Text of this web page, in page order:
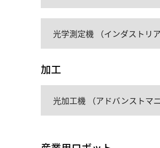
光学測定機 （インダストリ
加工
光加工機 （アドバンストマ